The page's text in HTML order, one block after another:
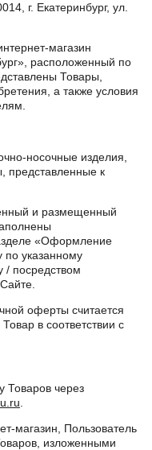
г. Екатеринбург, ул.
магазин
расположенный по
Товары,
а также условия
носочные изделия,
представленные к
и размещенный
«Оформление
по указанному
/ посредством
оферты считается
в соответствии с
Товаров через
магазин, Пользователь
изложенными